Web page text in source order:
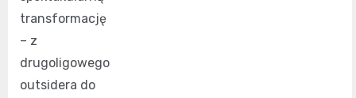
transformację
– z
drugoligowego
outsidera do